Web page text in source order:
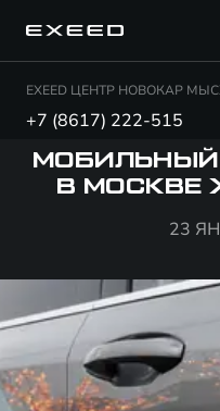
EXEED ЦЕНТР НОВОКАР
+7 (8617) 222-515
МОБИЛЬНЫЙ
В МОСКВЕ
23